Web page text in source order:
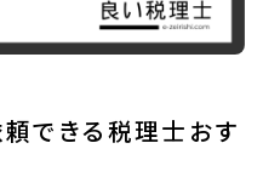
できる税理士おす